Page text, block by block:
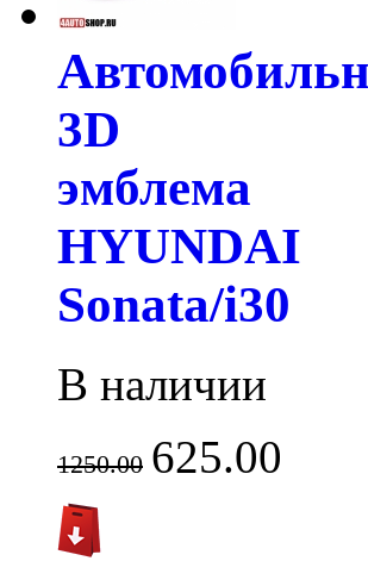
3D
эмблема
HYUNDAI
Sonata/i30
В наличии
1250.00 625.00